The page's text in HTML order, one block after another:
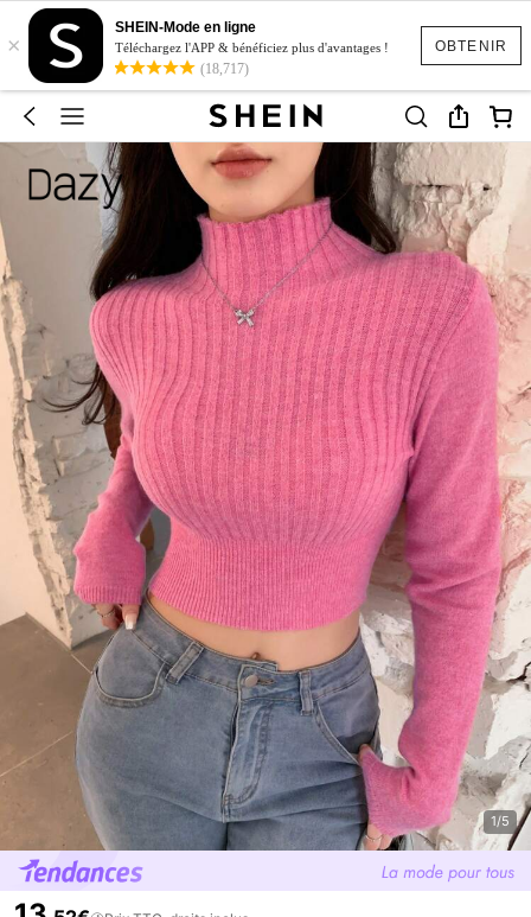
OBTENIR
×
SHEIN-Mode en ligne
Téléchargez l'APP & bénéficiez plus d'avantages !
(18,717)
1/5